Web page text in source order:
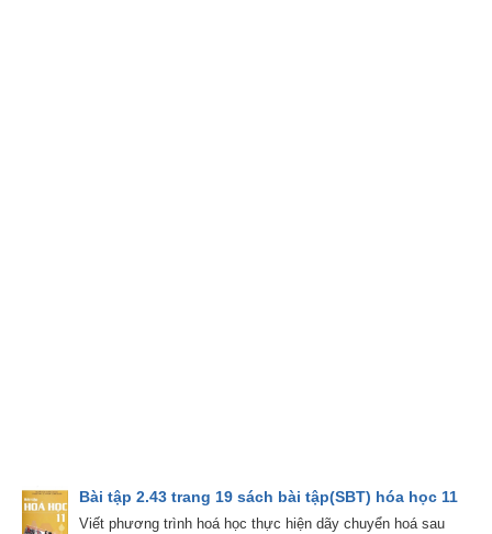
Bài tập 2.43 trang 19 sách bài tập(SBT) hóa học 11
Viết phương trình hoá học thực hiện dãy chuyển hoá sau